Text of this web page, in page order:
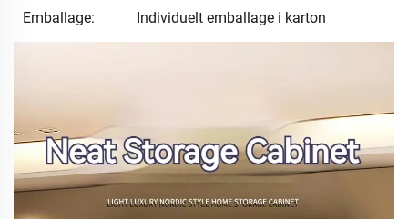
Emballage:
Individuelt emballage i karton